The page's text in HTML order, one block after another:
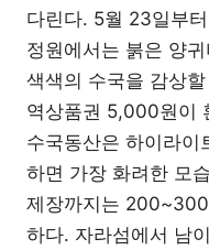
다린다. 5월 23일부
정원에서는 붉은 양
색색의 수국을 감상
역상품권 5,000원이
수국동산은 하이라
하면 가장 화려한 모
제장까지는
하다. 자라섬에서 남